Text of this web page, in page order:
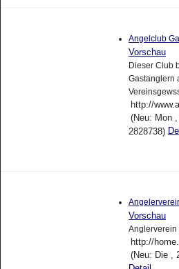
Angelclub
Vorschau
Dieser Club
Gastanglern
http://
(Neu: Mon
2828738)
Vorschau
Anglerverein
http://
(Neu: Die ,